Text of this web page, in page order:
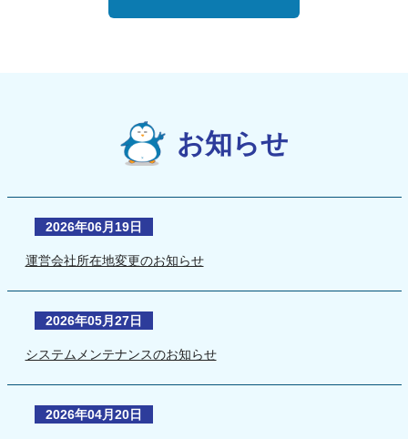
お知らせ
2026年06月19日
運営会社所在地変更のお知らせ
2026年05月27日
システムメンテナンスのお知らせ
2026年04月20日